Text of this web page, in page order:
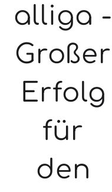
alliga -
Großer
Erfolg
für
den